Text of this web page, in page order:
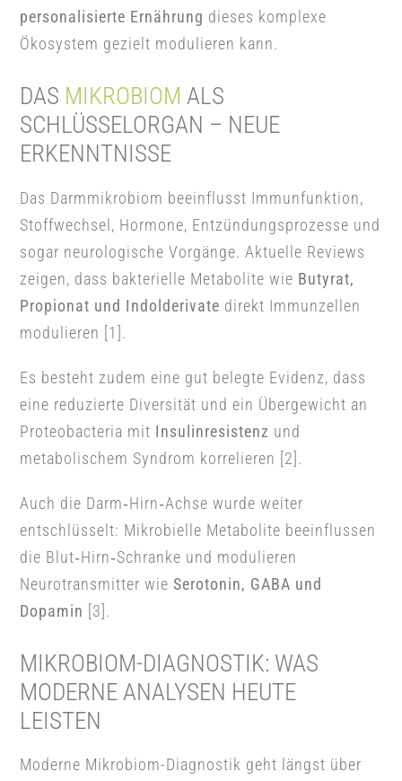
personalisierte Ernährung dieses komplexe
Ökosystem gezielt modulieren kann.
DAS MIKROBIOM ALS
SCHLÜSSELORGAN – NEUE
ERKENNTNISSE
Das Darmmikrobiom beeinflusst Immunfunktion,
Stoffwechsel, Hormone, Entzündungsprozesse und
sogar neurologische Vorgänge. Aktuelle Reviews
zeigen, dass bakterielle Metabolite wie Butyrat,
Propionat und Indolderivate direkt Immunzellen
modulieren [1].
Es besteht zudem eine gut belegte Evidenz, dass
eine reduzierte Diversität und ein Übergewicht an
Proteobacteria mit Insulinresistenz und
metabolischem Syndrom korrelieren [2].
Auch die Darm‑Hirn‑Achse wurde weiter
entschlüsselt: Mikrobielle Metabolite beeinflussen
die Blut‑Hirn‑Schranke und modulieren
Neurotransmitter wieSerotonin, GABA und
Dopamin [3].
MIKROBIOM-DIAGNOSTIK: WAS
MODERNE ANALYSEN HEUTE
LEISTEN
Moderne Mikrobiom-Diagnostik geht längst über